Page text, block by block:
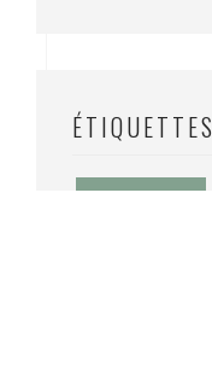
ÉTIQUETTES
3D Modelling